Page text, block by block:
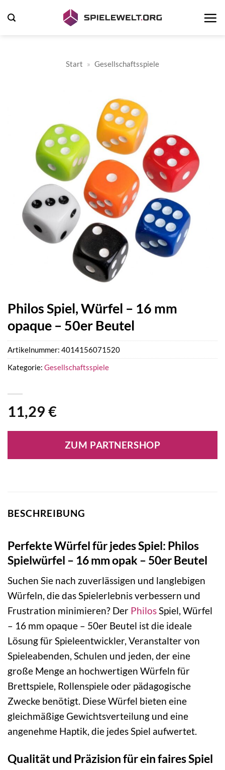
Inhalt
Start » Gesellschaftsspiele
Philos Spiel, Würfel – 16 mm
opaque – 50er Beutel
11,29 €
ZUM PARTNERSHOP
Artikelnummer: 4014156071520
Kategorie: Gesellschaftsspiele
BESCHREIBUNG
Perfekte Würfel für jedes Spiel: Philos
Spielwürfel – 16 mm opak – 50er Beutel
Suchen Sie nach zuverlässigen und langlebigen
Würfeln, die das Spielerlebnis verbessern und
Frustration minimieren? Der PhilosSpiel, Würfel
– 16 mm opaque – 50er Beutel ist die ideale
Lösung für Spieleentwickler, Veranstalter von
Spieleabenden, Schulen und jeden, der eine
große Menge an hochwertigen Würfeln für
Brettspiele, Rollenspiele oder pädagogische
Zwecke benötigt. Diese Würfel bieten eine
gleichmäßige Gewichtsverteilung und eine
angenehme Haptik, die jedes Spiel aufwertet.
Qualität und Präzision für ein faires Spiel